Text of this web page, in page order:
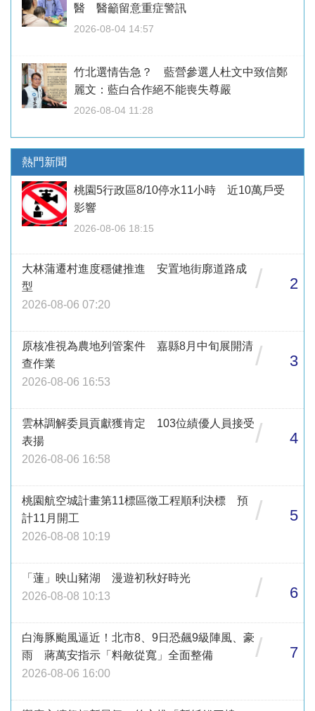
醫 醫籲留意重症警訊
2026-08-04 14:57
竹北選情告急？ 藍營參選人杜文中致信鄭
麗文：藍白合作絕不能喪失尊嚴
2026-08-04 11:28
熱門新聞
桃園5行政區8/10停水11小時 近10萬戶受
影響
2026-08-06 18:15
大林蒲遷村進度穩健推進 安置地街廓道路成
型
2026-08-06 07:20
/ 2
原核准視為農地列管案件 嘉縣8月中旬展開清
查作業
2026-08-06 16:53
/ 3
雲林調解委員貢獻獲肯定 103位績優人員接受
表揚
2026-08-06 16:58
/ 4
桃園航空城計畫第11標區徵工程順利決標 預
計11月開工
2026-08-08 10:19
/ 5
「蓮」映山豬湖 漫遊初秋好時光
2026-08-08 10:13
/ 6
白海豚颱風逼近！北市8、9日恐飆9級陣風、豪
雨 蔣萬安指示「料敵從寬」全面整備
2026-08-06 16:00
/ 7